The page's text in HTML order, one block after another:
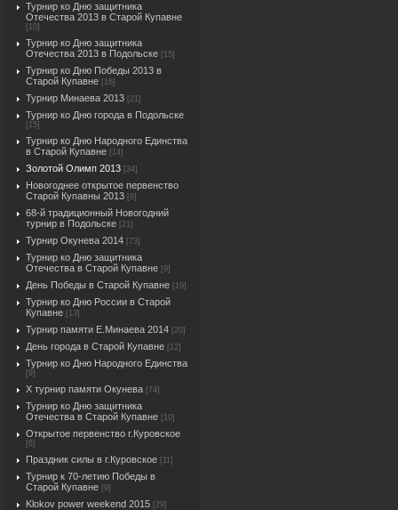
Турнир ко Дню защитника
Отечества 2013 в Старой Купавне
[10]
Турнир ко Дню защитника
Отечества 2013 в Подольске
[15]
Турнир ко Дню Победы 2013 в
Старой Купавне
[16]
Турнир Минаева 2013 [21]
Турнир ко Дню города в Подольске
[15]
Турнир ко Дню Народного Единства
в Старой Купавне
[14]
Золотой Олимп 2013 [34]
Новогоднее открытое первенство
Старой Купавны 2013 [8]
68-й традиционный Новогодний
турнир в Подольске [21]
Турнир Окунева 2014 [73]
Турнир ко Дню защитника
Отечества в Старой Купавне [9]
День Победы в Старой Купавне [19]
Турнир ко Дню России в Старой
Купавне
[13]
Турнир памяти Е.Минаева 2014 [20]
День города в Старой Купавне [12]
Турнир ко Дню Народного Единства
[9]
X турнир памяти Окунева [74]
Турнир ко Дню защитника
Отечества в Старой Купавне
[10]
Открытое первенство г.Куровское
[6]
Праздник силы в г.Куровское [11]
Турнир к 70-летию Победы в
Старой Купавне [9]
Klokov power weekend 2015 [29]